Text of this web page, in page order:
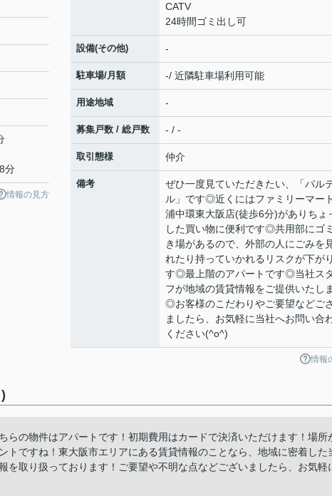
分
情報の見方
CATV
24時間ゴミ出し可
設備(その他) -
駐車場/月額 -/ 近隣駐車場利用可能
用途地域 -
募集戸数 / 総戸数 - / -
取引態様 仲介
備考
ぜひ一度見ていただきたい、「パル
ル」です◎近くにはファミリーマー
浦中環東大阪店(徒歩6分)がありちょ
した買い物に便利です◎共用部にゴ
き場があるので、外部の人にごみを
れたり持っていかれるリスクが下が
す◎最上階のアパートです◎当社ス
フが地域の賃貸情報をご提供いたし
◎お客様のこだわりやご要望などご
ましたら、お気軽に当社へお問い合
ください(^o^)
情報
らの物件はアパートです！初期費用はカードで決済いただけます！場所
トですね！東大阪市エリアにある賃貸情報のことなら、地域に密着した
を取り扱っております！ご要望や不明な点などございましたら、お気軽